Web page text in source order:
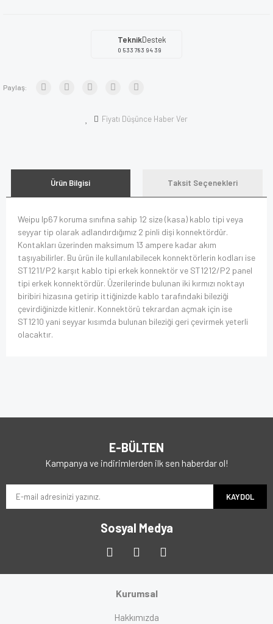
TeknikDestek
0 533 783 94 39
Paylaş:
Fiyatı Düşünce Haber Ver
Ürün Bilgisi Taksit Seçenekleri
Weipu Ip67 koruma sınıfına sahip 12 size (kasa) kablo tipi veya
seyyar tip olarak adlandırdığımız 2 pinli dişi konnektördür.
Kontakları üzerinden maksimum 13 ampere kadar akım
taşıyabilirler. Bu ürün ile kullanılabilecek konnektörlerin kodları ise
ST1211/P2 karşıt kablo tipi erkek konnektör ve ST1212/P2 panel
tipi erkek konnektördür. Üzerilerinde bulunan iki kırmızı noktayı
biribiri hizasına getirip ittiğinizde kablo tarafındaki bileziği
çevirdiğinizde kitlenir. Konnektörü tekrardan açmak için ise
ST1210 yani seyyar kısımda bulunan bileziği geri çevirmek yeterli
olacaktır.
E-BÜLTEN
Kampanya ve indirimlerden ilk sen haberdar ol!
KAYDOL
Sosyal Medya
Kurumsal
Hakkımızda